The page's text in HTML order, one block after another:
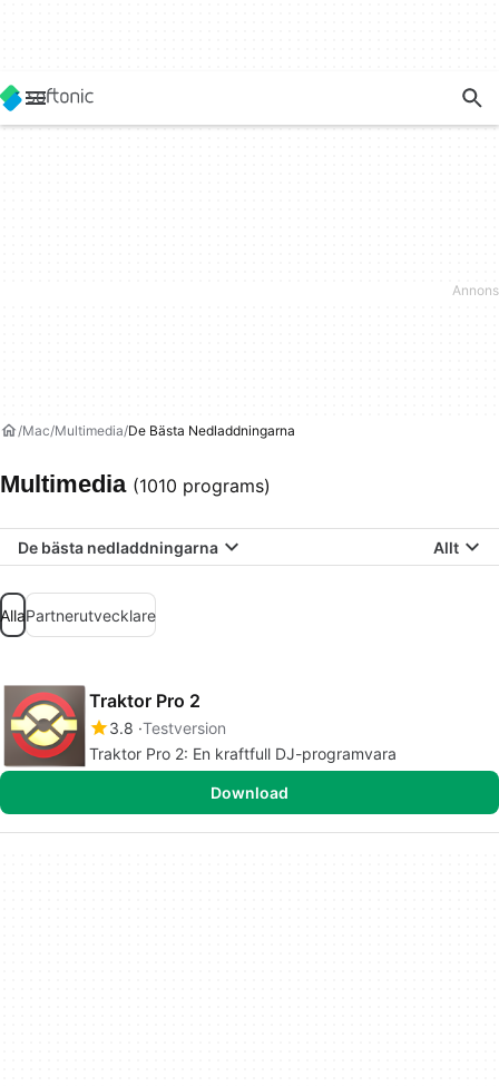
Mac Multimedia De Bästa Nedladdningarna
Multimedia (1010 programs)
De bästa nedladdningarna Allt
AllaPartnerutvecklare
Traktor Pro 2
3.8 Testversion
Traktor Pro 2: En kraftfull DJ-programvara
Download